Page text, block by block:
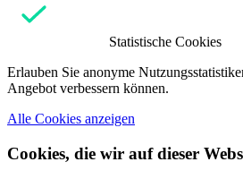
Statistische Cookies
Erlauben Sie anonyme
Angebot verbessern können.
Alle Cookies anzeigen
Cookies, die wir auf dieser